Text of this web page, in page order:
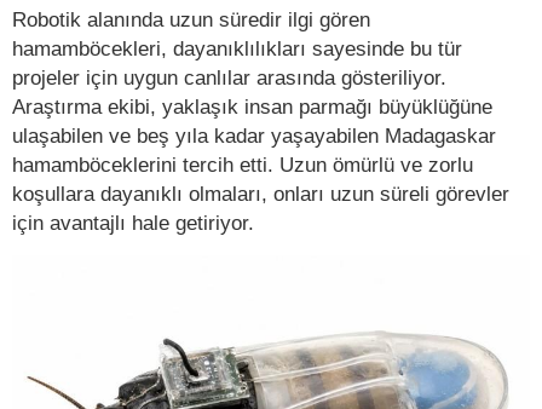
Robotik alanında uzun süredir ilgi gören
hamamböcekleri, dayanıklılıkları sayesinde bu tür
projeler için uygun canlılar arasında gösteriliyor.
Araştırma ekibi, yaklaşık insan parmağı büyüklüğüne
ulaşabilen ve beş yıla kadar yaşayabilen Madagaskar
hamamböceklerini tercih etti. Uzun ömürlü ve zorlu
koşullara dayanıklı olmaları, onları uzun süreli görevler
için avantajlı hale getiriyor.